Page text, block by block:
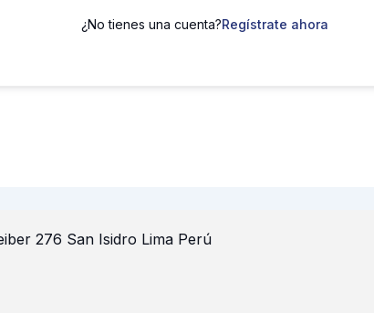
¿No tienes una cuenta?Regístrate ahora
276 San Isidro Lima Perú